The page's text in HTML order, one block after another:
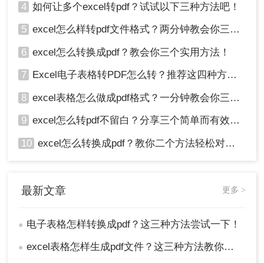
2、点击“选择文件”可上传xls、xlsx格式的excel文
议下载客户端进行转换。
4 如何让多个excel转pdf？试试以下三种方法吧！
5 excel怎么样转pdf文件格式？两分钟教会你三种方法
6 excel怎么转换成pdf？教会你三个实用方法！
7 Excel电子表格转PDF怎么转？推荐这四种方法给大家！
8 excel表格怎么做成pdf格式？一分钟教会你三个方法！
9 excel怎么转pdf不留白？分享三个简单而有效的方法！
10 excel怎么转换成pdf？教你二个方法轻松对应！
最新文章 更多 >
● 电子表格怎样转换成pdf？这三种方法尝试一下！
● excel表格怎样生成pdf文件？这三种方法教你轻松转换！